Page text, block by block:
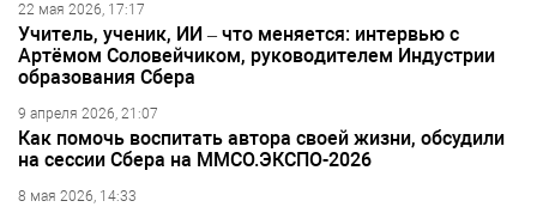
22 мая 2026, 17:17
Учитель, ученик, ИИ – что меняется: интервью с
Артёмом Соловейчиком, руководителем Индустрии
образования Сбера
9 апреля 2026, 21:07
Как помочь воспитать автора своей жизни, обсудили
на сессии Сбера на ММСО.ЭКСПО-2026
8 мая 2026, 14:33